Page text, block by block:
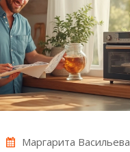
Маргарита Васильева